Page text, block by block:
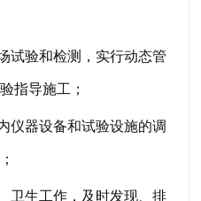
试验和检测，实行动态管
指导施工；
仪器设备和试验设施的调
卫生工作，及时发现、排